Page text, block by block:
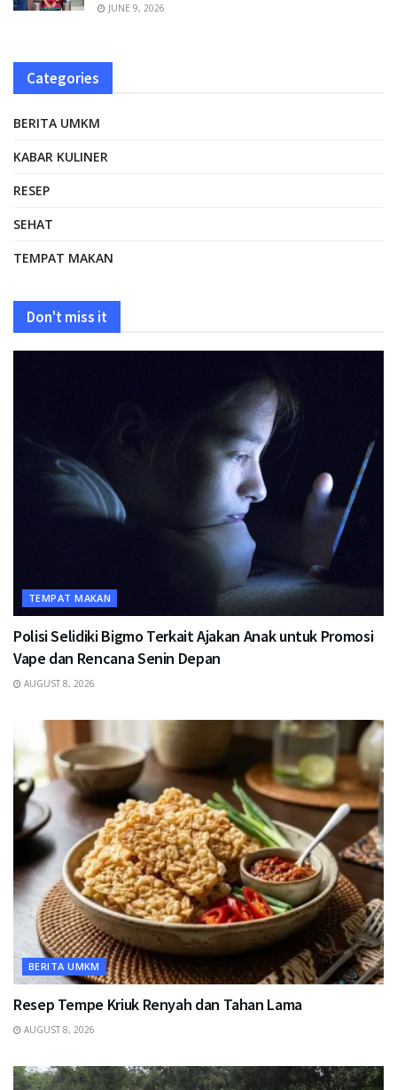
JUNE 9, 2026
Categories
BERITA UMKM
KABAR KULINER
RESEP
SEHAT
TEMPAT MAKAN
Don't miss it
TEMPAT MAKAN
Polisi Selidiki Bigmo Terkait Ajakan Anak untuk Promosi
Vape dan Rencana Senin Depan
AUGUST 8, 2026
BERITA UMKM
Resep Tempe Kriuk Renyah dan Tahan Lama
AUGUST 8, 2026